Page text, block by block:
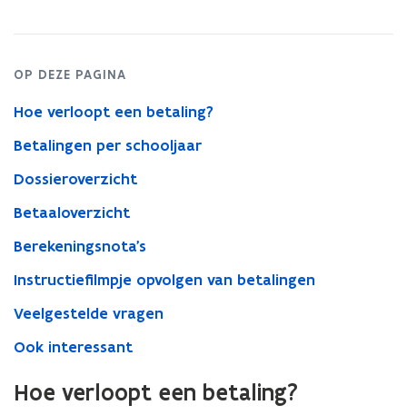
OP DEZE PAGINA
Hoe verloopt een betaling?
Betalingen per schooljaar
Dossieroverzicht
Betaaloverzicht
Berekeningsnota's
Instructiefilmpje opvolgen van betalingen
Veelgestelde vragen
Ook interessant
Hoe verloopt een betaling?